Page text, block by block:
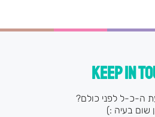
KEEP IN
ה-כ-ל לפני כולם?
שום בעיה :)